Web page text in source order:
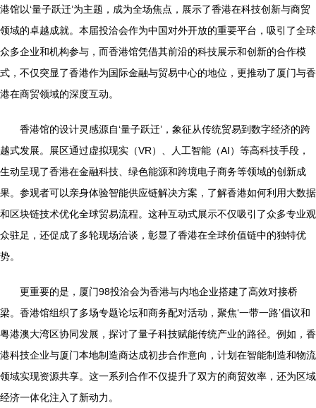
港馆以‘量子跃迁’为主题，成为全场焦点，展示了香港在科技创新与商贸
领域的卓越成就。本届投洽会作为中国对外开放的重要平台，吸引了全球
众多企业和机构参与，而香港馆凭借其前沿的科技展示和创新的合作模
式，不仅突显了香港作为国际金融与贸易中心的地位，更推动了厦门与香
港在商贸领域的深度互动。
香港馆的设计灵感源自‘量子跃迁’，象征从传统贸易到数字经济的跨
越式发展。展区通过虚拟现实（VR）、人工智能（AI）等高科技手段，
生动呈现了香港在金融科技、绿色能源和跨境电子商务等领域的创新成
果。参观者可以亲身体验智能供应链解决方案，了解香港如何利用大数据
和区块链技术优化全球贸易流程。这种互动式展示不仅吸引了众多专业观
众驻足，还促成了多轮现场洽谈，彰显了香港在全球价值链中的独特优
势。
更重要的是，厦门98投洽会为香港与内地企业搭建了高效对接桥
梁。香港馆组织了多场专题论坛和商务配对活动，聚焦‘一带一路’倡议和
粤港澳大湾区协同发展，探讨了量子科技赋能传统产业的路径。例如，香
港科技企业与厦门本地制造商达成初步合作意向，计划在智能制造和物流
领域实现资源共享。这一系列合作不仅提升了双方的商贸效率，还为区域
经济一体化注入了新动力。